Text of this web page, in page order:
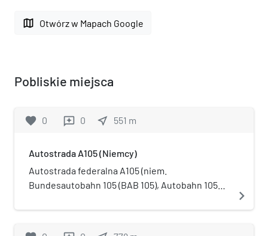
map Otwórz w Mapach Google
Pobliskie miejsca
favorite 0 reviews 0 near_me 551 m
Autostrada A105 (Niemcy)
Autostrada federalna A105 (niem.
Bundesautobahn 105 (BAB 105), Autobahn 105
całości na terenie Berlina. Łączyła autostradę
navigate_next